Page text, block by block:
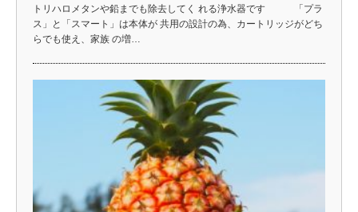
トリハロメタンや鉛までも除去してく れる浄水器です 「プラ
ス」と「スマート」は本体が 共用の設計の為、カートリッジがどち
らでも使え、家族 の増…